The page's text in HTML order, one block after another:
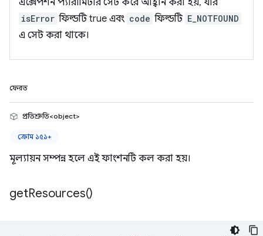
এক্সেপশন প্যারামিটার সেট করে আহ্বান করা হয়, যার
isError ফিল্ডটি true এবং code ফিল্ডটি E_NOTFOUND
এ সেট করা থাকে।
ফেরত
প্রতিশ্রুতি<object>
ক্রোম ১৫১+
মূল্যায়ন সম্পন্ন হলে এই ফাংশনটি কল করা হয়।
getResources()